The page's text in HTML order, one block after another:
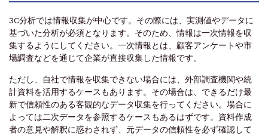
3C分析では情報収集が中心です。その際には、実測値やデータに
基づいた分析が必須となります。そのため、情報は一次情報を収
集するようにしてください。一次情報とは、顧客アンケートや市
場調査などを通じて企業が直接収集した情報です。
ただし、自社で情報を収集できない場合には、外部調査機関や統
計資料を活用するケースもあります。その場合は、できるだけ最
新で信頼性のある客観的なデータ収集を行ってください。場合に
よっては二次データを参照するケースもあるはずです。資料作成
者の意見や解釈に惑わされず、元データの信頼性を必ず確認して